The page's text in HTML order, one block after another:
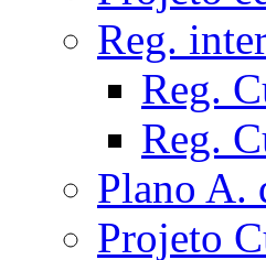
Reg.
Reg.
Reg.
Plano A.
Projeto